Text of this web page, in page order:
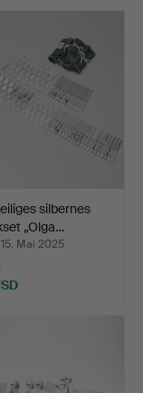
silbernes
„Olga…
Mai 2025